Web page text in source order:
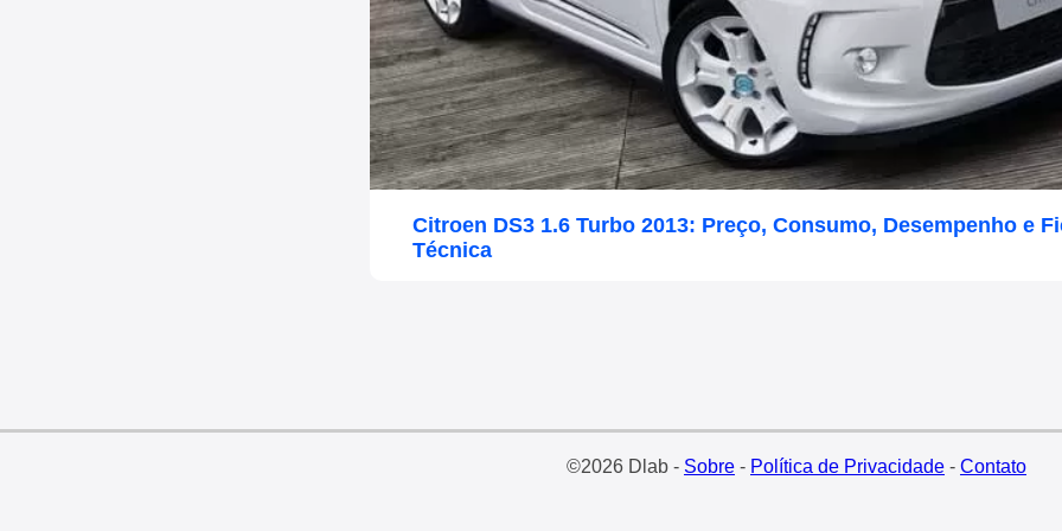
Citroen DS3 1.6 Turbo 2013: Preço, Consumo, Desempenho e
Técnica
©2026 Dlab - Sobre- Política de Privacidade- Contato